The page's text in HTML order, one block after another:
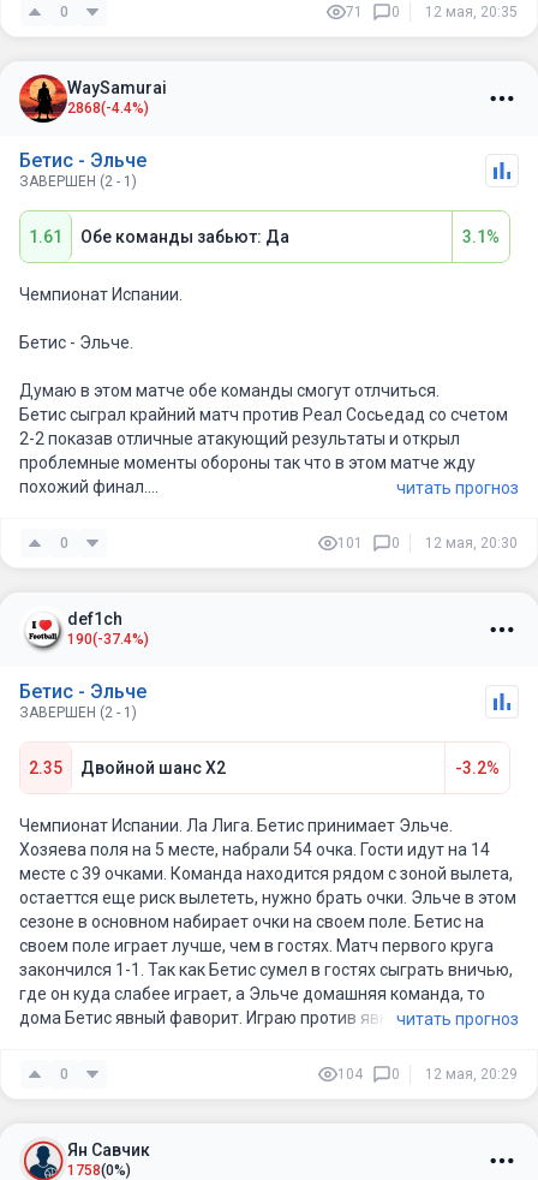
0 71 0 12 мая, 20:35
WaySamurai
2868(-4.4%)
Бетис - Эльче
ЗАВЕРШЕН (2 - 1)
1.61 Обе команды забьют: Да 3.1%
Чемпионат Испании.
Бетис - Эльче.
Думаю в этом матче обе команды смогут отлчиться.
Бетис сыграл крайний матч против Реал Сосьедад со счетом
2-2 показав отличные атакующий результаты и открыл
проблемные моменты обороны так что в этом матче жду
похожий финал.
Эльче крайние 4 личные встречи закончил на Обе забьют
показав так же выдающиеся результаты в атаке и проблемы
В крайних 3 личках оба клуба друг другу забивали.
читать прогноз
0 101 0 12 мая, 20:30
def1ch
190(-37.4%)
Бетис - Эльче
ЗАВЕРШЕН (2 - 1)
2.35 Двойной шанс X2 -3.2%
Чемпионат Испании. Ла Лига. Бетис принимает Эльче.
Хозяева поля на 5 месте, набрали 54 очка. Гости идут на 14
месте с 39 очками. Команда находится рядом с зоной вылета,
остаеттся еще риск вылететь, нужно брать очки. Эльче в этом
сезоне в основном набирает очки на своем поле. Бетис на
своем поле играет лучше, чем в гостях. Матч первого круга
закончился 1-1. Так как Бетис сумел в гостях сыграть вничью,
где он куда слабее играет, а Эльче домашняя команда, то
дома Бетис явный фаворит. Играю против явныхчитать прогноз
0 104 0 12 мая, 20:29
Ян Савчик
1758(0%)